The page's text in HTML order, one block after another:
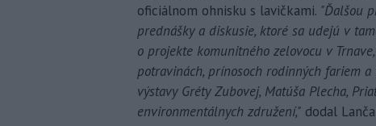
oficiálnom ohnisku s lavičkami. "Ďalšou
prednášky a diskusie, ktoré sa udejú v
o projekte komunitného zelovocu v
potravinách, prínosoch rodinných fariem
výstavy Gréty Zubovej, Matúša Plecha,
environmentálnych združení," dodal